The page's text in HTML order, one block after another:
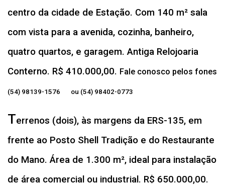
centro da cidade de Estação. Com 140 m² sala
com vista para a avenida, cozinha, banheiro,
quatro quartos, e garagem. Antiga Relojoaria
Conterno. R$ 410.000,00. Fale conosco pelos fones
(54) 98139-1576 ou (54) 98402-0773
Terrenos (dois), às margens da ERS-135, em
frente ao Posto Shell Tradição e do Restaurante
do Mano. Área de 1.300 m², ideal para instalação
de área comercial ou industrial. R$ 650.000,00.